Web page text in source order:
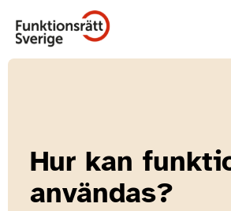
Hur kan
användas?